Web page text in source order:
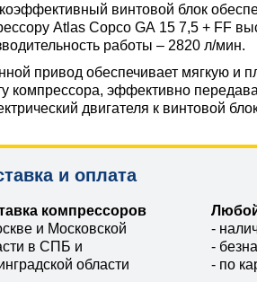
винтовой блок
Atlas Copco GA 15 7,5 + FF
работы – 2820 л/мин.
привод обеспечивает мягкую и
компрессора, эффективно
двигателя к винтовой
и оплата
компрессоров
и Московской
в СПБ и
области
-
-
- по